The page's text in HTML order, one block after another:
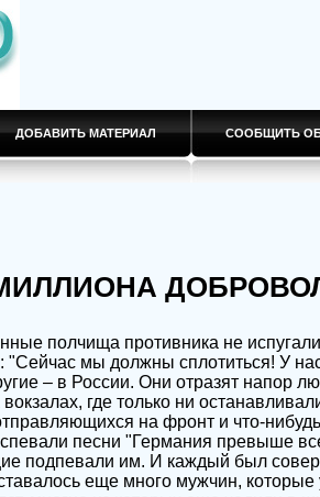
МАТЕРИАЛ СООБЩИТЬ
полчища противника не
"Сейчас мы должны сплотиться! У
– в России. Они отразят напор
где только ни
на фронт и что-
песни "Германия превыше
подпевали им. И каждый был
еще много мужчин,